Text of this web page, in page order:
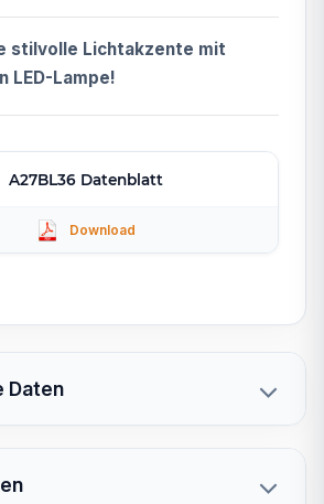
stilvolle Lichtakzente mit
LED-Lampe!
A27BL36 Datenblatt
Daten